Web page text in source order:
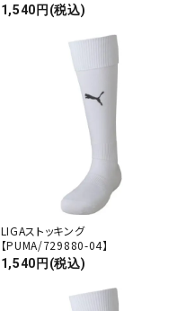
1,540円(税込)
LIGAストッキング
【PUMA/729880-04】
1,540円(税込)